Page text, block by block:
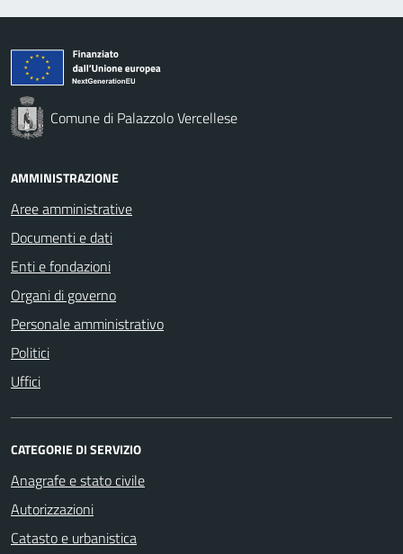
Comune di Palazzolo Vercellese
AMMINISTRAZIONE
Aree amministrative
Documenti e dati
Enti e fondazioni
Organi di governo
Personale amministrativo
Politici
Uffici
CATEGORIE DI SERVIZIO
Anagrafe e stato civile
Autorizzazioni
Catasto e urbanistica